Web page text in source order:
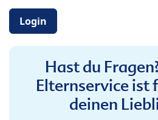
Login
Hast du
Elternservice ist
deinen